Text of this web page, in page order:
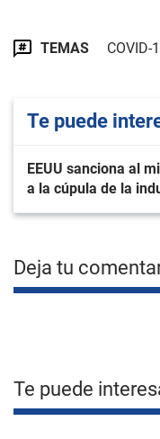
TEMAS COVID-
Te puede
EEUU sanciona al
a la cúpula de la
Deja tu
Te puede